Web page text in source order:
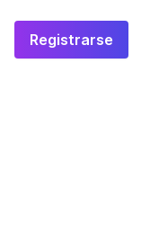
Registrarse